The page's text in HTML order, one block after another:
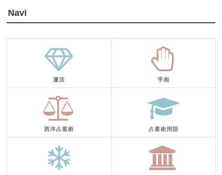
Navi
運活 手相
西洋占星術 占星術用語